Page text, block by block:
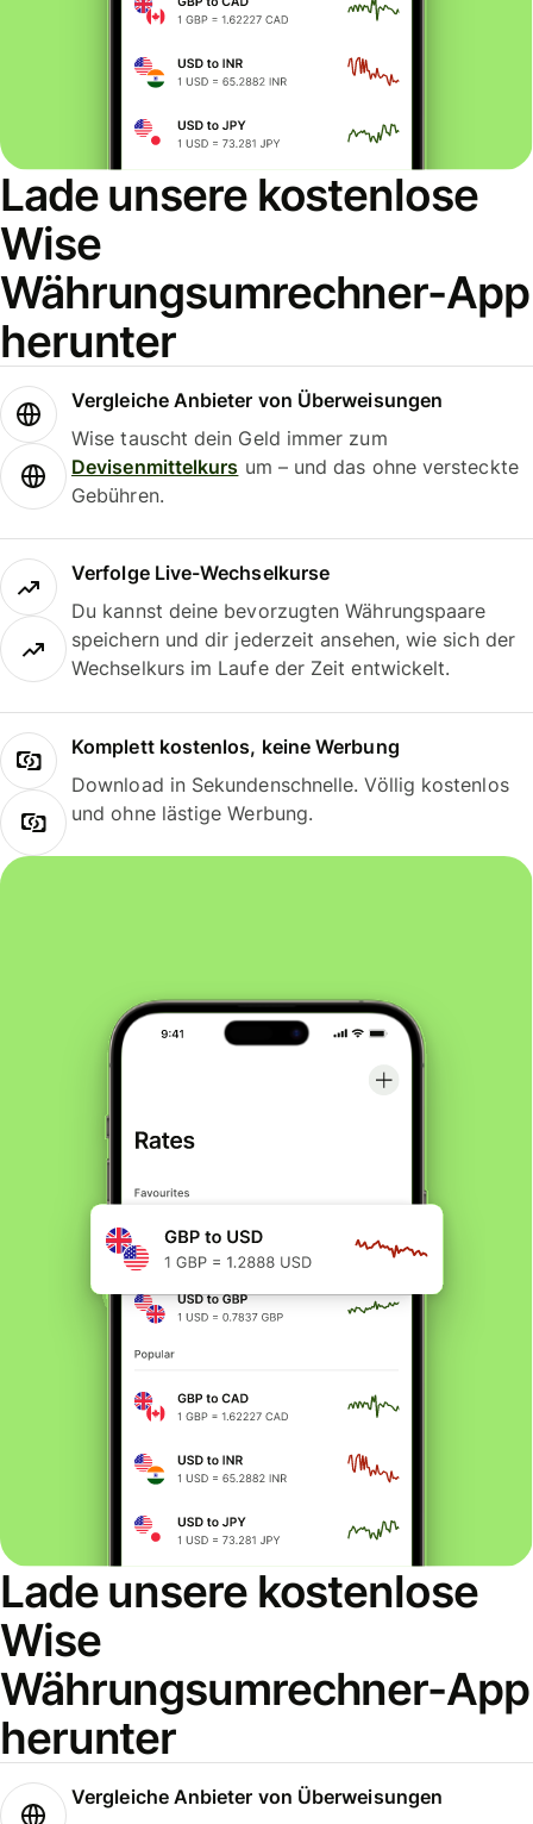
Lade unsere kostenlose
Wise
Währungsumrechner-App
herunter
Vergleiche Anbieter von Überweisungen
Wise tauscht dein Geld immer zum
Devisenmittelkurs um – und das ohne versteckte
Gebühren.
Verfolge Live-Wechselkurse
Du kannst deine bevorzugten Währungspaare
speichern und dir jederzeit ansehen, wie sich der
Wechselkurs im Laufe der Zeit entwickelt.
Komplett kostenlos, keine Werbung
Download in Sekundenschnelle. Völlig kostenlos
und ohne lästige Werbung.
Lade unsere kostenlose
Wise
Währungsumrechner-App
herunter
Vergleiche Anbieter von Überweisungen